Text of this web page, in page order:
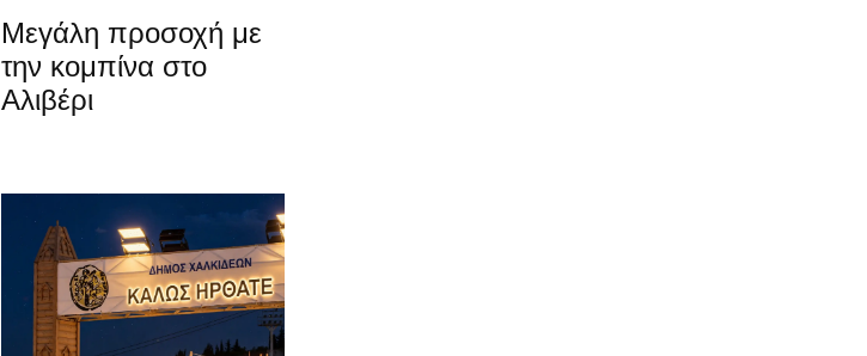
Μεγάλη προσοχή με
την κομπίνα στο
Αλιβέρι